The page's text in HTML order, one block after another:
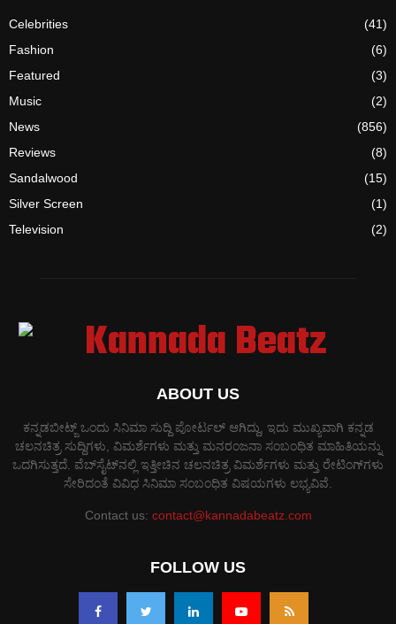
Celebrities
(41)
Fashion
(6)
Featured
(3)
Music
(2)
News
(856)
Reviews
(8)
Sandalwood
(15)
Silver Screen
(1)
Television
(2)
ABOUT US
ಕನ್ನಡಬೀಟ್ಜ್ ಒಂದು ಸಿನಿಮಾ ಸುದ್ದಿ ಪೋರ್ಟಲ್ ಆಗಿದ್ದು, ಇದು ಮುಖ್ಯವಾಗಿ ಕನ್ನಡ
ಚಲನಚಿತ್ರ ಸುದ್ದಿಗಳು, ವಿಮರ್ಶೆಗಳು ಮತ್ತು ಮನರಂಜನಾ ಸಂಬಂಧಿತ ಮಾಹಿತಿಯನ್ನು
ಒದಗಿಸುತ್ತದೆ. ವೆಬ್‌ಸೈಟ್‌ನಲ್ಲಿ ಇತ್ತೀಚಿನ ಚಲನಚಿತ್ರ ವಿಮರ್ಶೆಗಳು ಮತ್ತು ರೇಟಿಂಗ್‌ಗಳು
ಸೇರಿದಂತೆ ವಿವಿಧ ಸಿನಿಮಾ ಸಂಬಂಧಿತ ವಿಷಯಗಳು ಲಭ್ಯವಿವೆ.
Contact us: contact@kannadabeatz.com
FOLLOW US